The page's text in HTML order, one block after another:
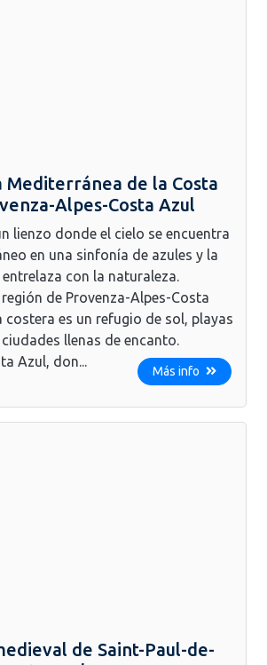
Mediterránea de la Costa
Alpes-Costa Azul
lienzo donde el cielo se encuentra
en una sinfonía de azules y la
con la naturaleza.
de Provenza-Alpes-Costa
costera es un refugio de sol, playas
llenas de encanto.
Azul, don...
Más info
de Saint-Paul-de-